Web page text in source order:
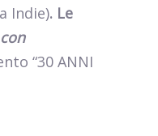
Indie). Le
“30 ANNI